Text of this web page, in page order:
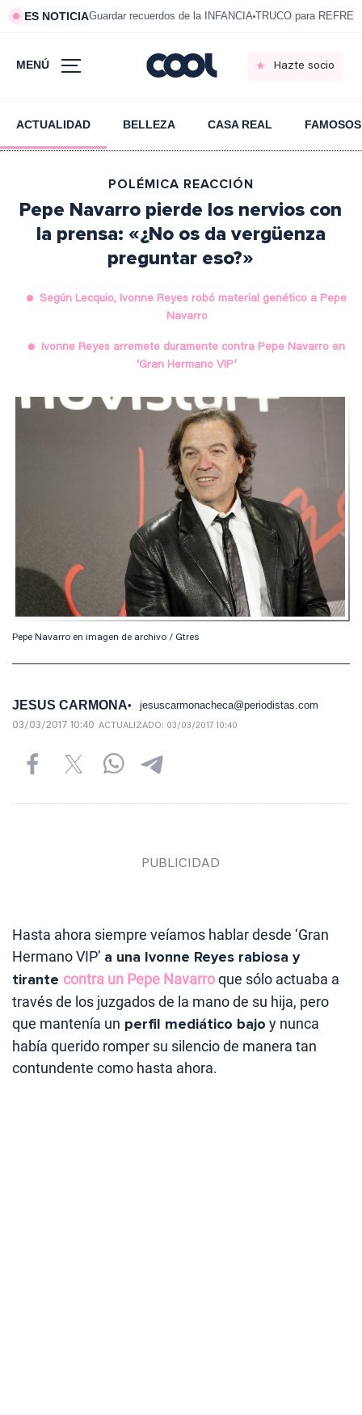
ES NOTICIAGuardar recuerdos de la INFANCIA TRUCO para
MENÚ Hazte socio
ACTUALIDAD BELLEZA CASA REAL FAMOSOS
POLÉMICA REACCIÓN
Pepe Navarro pierde los nervios con
la prensa: «¿No os da vergüenza
preguntar eso?»
Según Lecquio, Ivonne Reyes robó material genético a Pepe
Navarro
Ivonne Reyes arremete duramente contra Pepe Navarro en
‘Gran Hermano VIP’
Pepe Navarro en imagen de archivo / Gtres
JESUS CARMONA jesuscarmonacheca@periodistas.com
03/03/2017 10:40 ACTUALIZADO: 03/03/2017 10:40
Hasta ahora siempre veíamos hablar desde ‘Gran
Hermano VIP’ a una Ivonne Reyes rabiosa y
tirante contra un Pepe Navarroque sólo actuaba a
través de los juzgados de la mano de su hija, pero
que mantenía un perfil mediático bajo y nunca
había querido romper su silencio de manera tan
contundente como hasta ahora.